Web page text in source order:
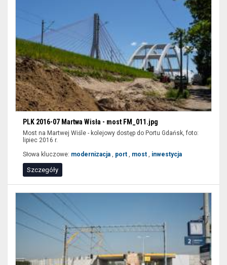
dostępne
czytników
ekranu
(sekcja
lokalizacja).
wyświetlić
zawężone
wyniki
wyszukiwania
można
wypełnić
tylko
niektóre
pozycje
PLK 2016-07 Martwa Wisła - most FM_011.jpg
Most na Martwej Wiśle - kolejowy dostęp do Portu Gdańsk, foto:
lipiec 2016 r.
Słowa kluczowe: modernizacja , port , most , inwestycja
Szczegóły